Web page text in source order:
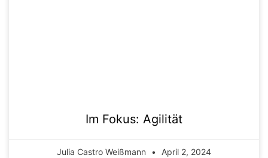
Im Fokus: Agilität
Julia Castro Weißmann April 2, 2024